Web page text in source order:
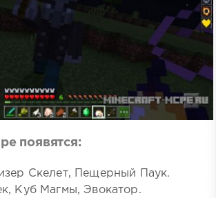
появятся:
Скелет, Пещерный Паук.
Куб Магмы, Эвокатор.